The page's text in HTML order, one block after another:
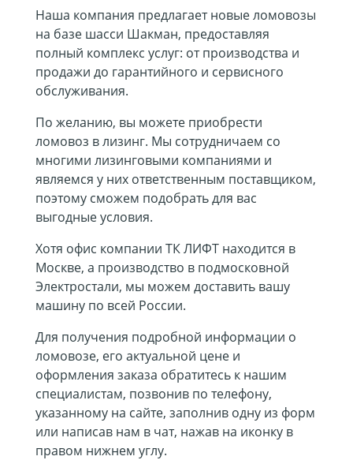
Наша компания предлагает новые ломовозы
на базе шасси Шакман, предоставляя
полный комплекс услуг: от производства и
продажи до гарантийного и сервисного
обслуживания.
По желанию, вы можете приобрести
ломовоз в лизинг. Мы сотрудничаем со
многими лизинговыми компаниями и
являемся у них ответственным поставщиком,
поэтому сможем подобрать для вас
выгодные условия.
Хотя офис компании ТК ЛИФТ находится в
Москве, а производство в подмосковной
Электростали, мы можем доставить вашу
машину по всей России.
Для получения подробной информации о
ломовозе, его актуальной цене и
оформления заказа обратитесь к нашим
специалистам, позвонив по телефону,
указанному на сайте, заполнив одну из форм
или написав нам в чат, нажав на иконку в
правом нижнем углу.